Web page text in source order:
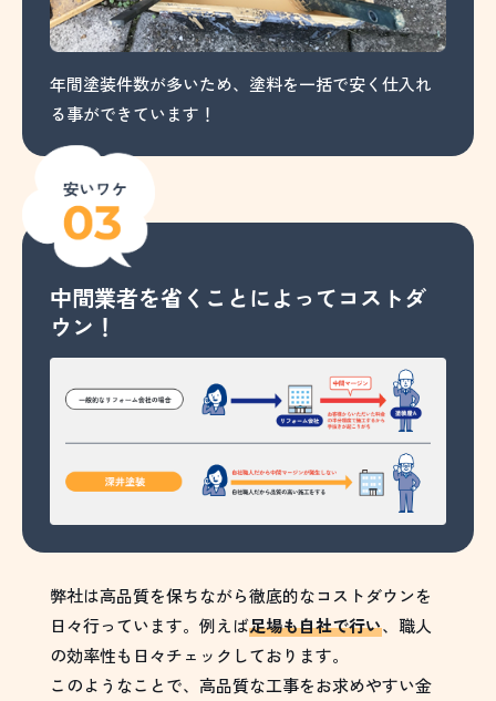
年間塗装件数が多いため、塗料を一括で安く仕入れ
る事ができています！
中間業者を省くことによってコストダ
ウン！
弊社は高品質を保ちながら徹底的なコストダウンを
日々行っています。例えば足場も自社で行い、職人
の効率性も日々チェックしております。
このようなことで、高品質な工事をお求めやすい金